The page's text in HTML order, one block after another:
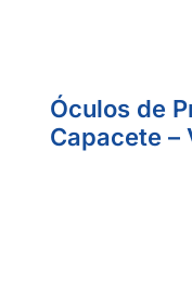
Óculos de
Capacete –